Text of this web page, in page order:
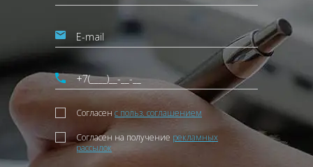
Согласен с польз. соглашением
Согласен на получение рекламных
рассылок